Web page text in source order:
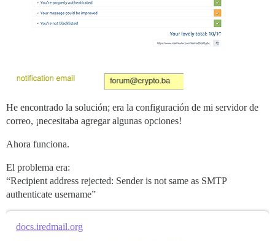
He encontrado la solución; era la configuración de mi servidor de
correo, ¡necesitaba agregar algunas opciones!
Ahora funciona.
El problema era:
“Recipient address rejected: Sender is not same as SMTP
authenticate username”
docs.iredmail.org